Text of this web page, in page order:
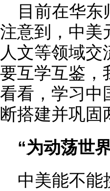
目前在华
注意到，中美
人文等领域交
要互学互鉴，
看看，学习中
断搭建并巩固
“为动荡世
中美能不能